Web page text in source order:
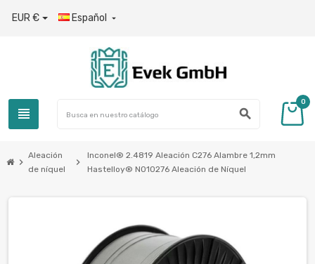
EUR € Español 
view_headline search
0
chevron_right
Aleación
de níquel
chevron_right
Inconel® 2.4819 Aleación C276 Alambre 1,2mm
Hastelloy® N010276 Aleación de Níquel